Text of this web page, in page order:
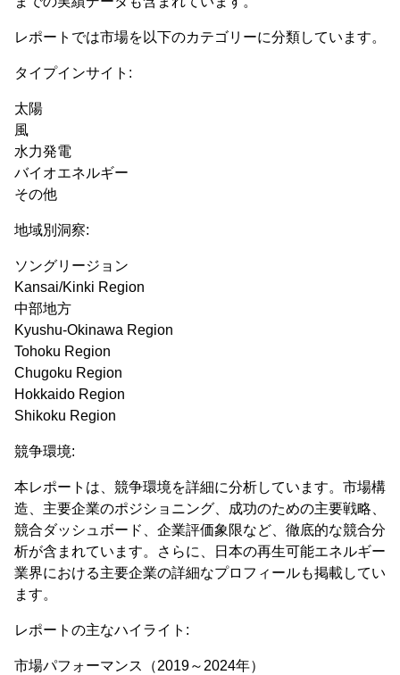
レポートでは市場を以下のカテゴリーに分類しています。
タイプインサイト:
太陽
風
水力発電
バイオエネルギー
その他
地域別洞察:
ソングリージョン
Kansai/Kinki Region
中部地方
Kyushu-Okinawa Region
Tohoku Region
Chugoku Region
Hokkaido Region
Shikoku Region
競争環境:
本レポートは、競争環境を詳細に分析しています。市場構
造、主要企業のポジショニング、成功のための主要戦略、
競合ダッシュボード、企業評価象限など、徹底的な競合分
析が含まれています。さらに、日本の再生可能エネルギー
業界における主要企業の詳細なプロフィールも掲載してい
ます。
レポートの主なハイライト:
市場パフォーマンス（2019～2024年）